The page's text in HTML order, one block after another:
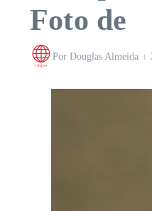
Foto de
Por Douglas Almeida